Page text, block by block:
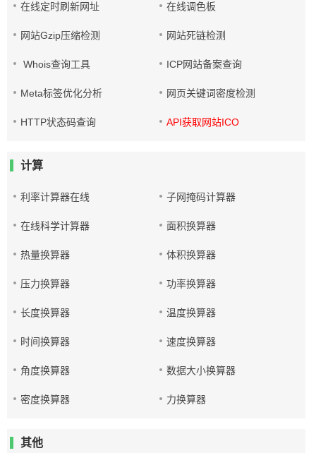
在线定时刷新网址 在线调色板
网站Gzip压缩检测 网站死链检测
Whois查询工具 ICP网站备案查询
Meta标签优化分析 网页关键词密度检测
HTTP状态码查询 API获取网站ICO
计算
利率计算器在线 子网掩码计算器
在线科学计算器 面积换算器
热量换算器 体积换算器
压力换算器 功率换算器
长度换算器 温度换算器
时间换算器 速度换算器
角度换算器 数据大小换算器
密度换算器 力换算器
其他